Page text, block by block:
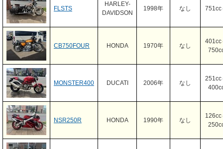
FLSTS
HARLEY-
DAVIDSON
1998年 なし 751cc
CB750FOUR HONDA 1970年 なし
401cc
MONSTER400 DUCATI 2006年 なし
251cc
NSR250R HONDA 1990年 なし
126cc